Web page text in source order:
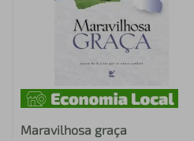
Maravilhosa graça